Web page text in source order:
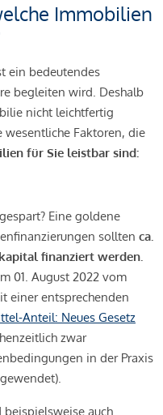
Immobilien
ein bedeutendes
begleiten wird. Deshalb
nicht leichtfertig
Faktoren, die
für Sie leistbar sind:
Eine goldene
sollten ca.
finanziert werden.
01. August 2022 vom
einer entsprechenden
Anteil: Neues Gesetz
zwar
in der Praxis
auch